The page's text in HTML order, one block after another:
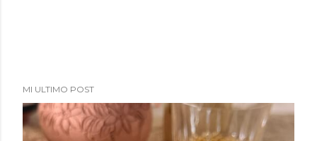
MI ULTIMO POST